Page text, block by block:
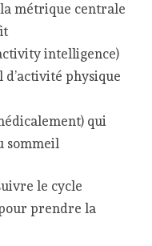
métrique centrale
intelligence)
physique
qui
sommeil
le cycle
prendre la